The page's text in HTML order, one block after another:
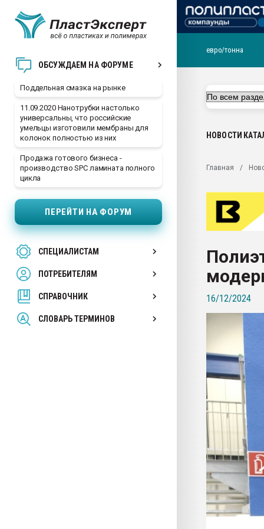
ОБСУЖДАЕМ НА ФОРУМЕ
Поддельная смазка на рынке
11.09.2020 Нанотрубки настолько
универсальны, что российские
умельцы изготовили мембраны для
колонок полностью из них
Продажа готового бизнеса -
производство SPC ламината полного
цикла
ПЕРЕЙТИ НА ФОРУМ
СПЕЦИАЛИСТАМ
ПОТРЕБИТЕЛЯМ
СПРАВОЧНИК
СЛОВАРЬ ТЕРМИНОВ
ближайшее
Подмосковье, Москва
первый план в
28.07.2026
Всё, что касается
Материал поверхности
Продам отходы
поликарбоната и АБС-
Armaloy PC/ABS-1IM
евро/тонна
НОВОСТИ
Главная
16/12/2024